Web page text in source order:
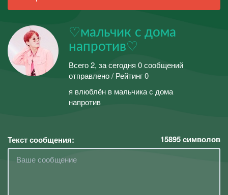
♡мальчик с дома
напротив♡
Всего 2, за сегодня 0 сообщений
отправлено / Рейтинг 0
я влюблён в мальчика с дома
напротив
Текст сообщения: 15895символов